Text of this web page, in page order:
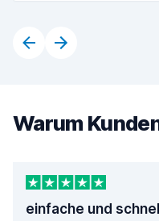
Warum
einfache und